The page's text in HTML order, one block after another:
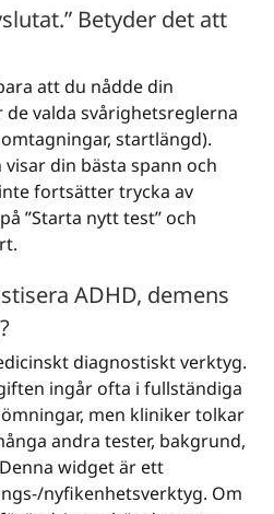
Betyder det att
att du nådde din
valda svårighetsreglerna
startlängd).
din bästa spann och
fortsätter trycka av
”Starta nytt test” och
ADHD, demens
diagnostiskt verktyg.
ingår ofta i fullständiga
men kliniker tolkar
andra tester, bakgrund,
widget är ett
nyfikenhetsverktyg. Om